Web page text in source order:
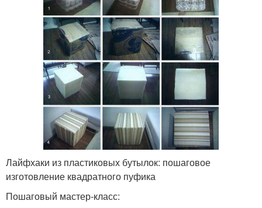
Лайфхаки из пластиковых бутылок: пошаговое
изготовление квадратного пуфика
Пошаговый мастер-класс: